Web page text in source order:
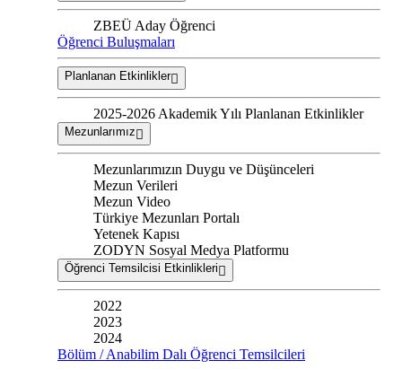
ZBEÜ Aday Öğrenci
Öğrenci Buluşmaları
Planlanan Etkinlikler
2025-2026 Akademik Yılı Planlanan Etkinlikler
Mezunlarımız
Mezunlarımızın Duygu ve Düşünceleri
Mezun Verileri
Mezun Video
Türkiye Mezunları Portalı
Yetenek Kapısı
ZODYN Sosyal Medya Platformu
Öğrenci Temsilcisi Etkinlikleri
2022
2023
2024
Bölüm / Anabilim Dalı Öğrenci Temsilcileri